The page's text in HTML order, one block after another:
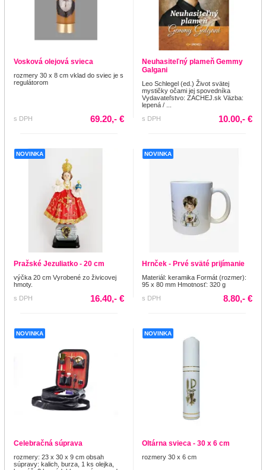
Vosková olejová svieca
rozmery 30 x 8 cm vklad do sviec je s
regulátorom
s DPH 69.20,- €
Neuhasiteľný plameň Gemmy
Galgani
Leo Schlegel (ed.) Život svätej
mystičky očami jej spovedníka
Vydavateľstvo: ZACHEJ.sk Väzba:
lepená / ...
s DPH
10.00,- €
NOVINKA
Pražské Jezuliatko - 20 cm
výčka 20 cm Vyrobené zo živicovej
hmoty.
s DPH
16.40,- €
NOVINKA
Hrnček - Prvé sväté prijímanie
Materiál: keramika Formát (rozmer):
95 x 80 mm Hmotnosť: 320 g
s DPH
8.80,- €
NOVINKA
Celebračná súprava
rozmery: 23 x 30 x 9 cm obsah
súpravy: kalich, burza, 1 ks olejka,
NOVINKA
Oltárna svieca - 30 x 6 cm
rozmery 30 x 6 cm